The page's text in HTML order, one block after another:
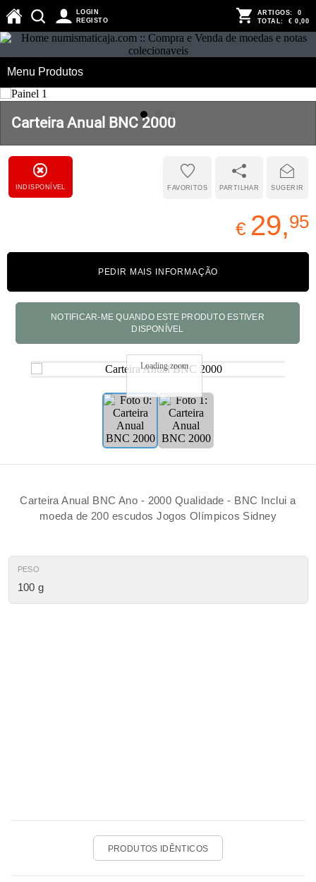
LOGIN
REGISTO
ARTIGOS: 0
TOTAL: € 0,00
Menu Produtos
Carteira Anual BNC 2000
INDISPONÍVEL SUGERIR
PARTILHAR
FAVORITOS
€ 29,95
PEDIR MAIS INFORMAÇÃO
Loading zoom
Carteira Anual BNC Ano - 2000 Qualidade - BNC Inclui a
moeda de 200 escudos Jogos Olímpicos Sidney
PESO
100 g
PRODUTOS IDÊNTICOS